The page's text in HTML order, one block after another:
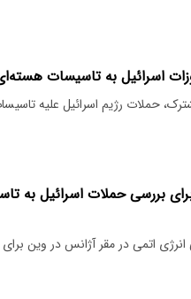
حملات رژیم اسرائیل علیه
بررسی حملات اسرائیل به
اتمی در مقر آژانس در وین